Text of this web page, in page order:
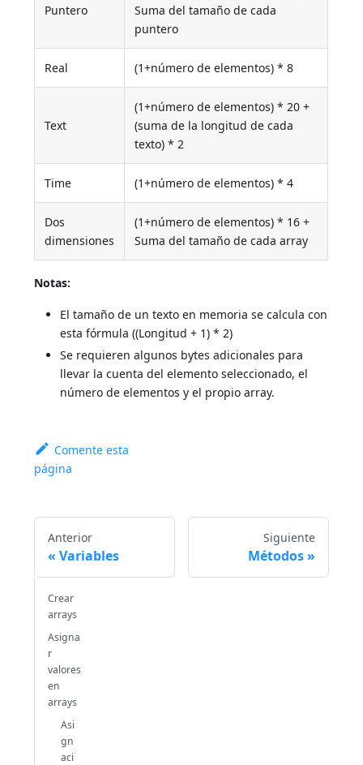
Puntero
Suma del tamaño de cada
puntero
Real (1+número de elementos) * 8
Text
(1+número de elementos) * 20 +
(suma de la longitud de cada
texto) * 2
Time (1+número de elementos) * 4
Dos
dimensiones
(1+número de elementos) * 16 +
Suma del tamaño de cada array
Notas:
El tamaño de un texto en memoria se calcula con
esta fórmula ((Longitud + 1) * 2)
Se requieren algunos bytes adicionales para
llevar la cuenta del elemento seleccionado, el
número de elementos y el propio array.
Comente esta
página
Anterior
Variables
Siguiente
Métodos
Crear
arrays
Asigna
r
valores
en
arrays
Asi
gn
aci